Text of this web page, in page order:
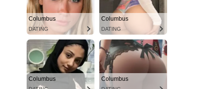
Columbus
DATING
Columbus
DATING
Columbus Columbus